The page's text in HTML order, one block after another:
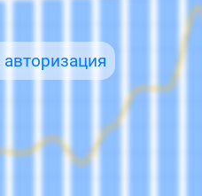
авторизация